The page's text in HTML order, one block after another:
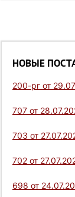
НОВЫЕ
200-рг от
707 от
703 от
702 от
698 от